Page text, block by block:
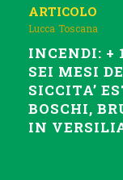
ARTICOLO
Lucca Toscana
INCENDI: +
SEI MESI
SICCITA’
BOSCHI,
IN